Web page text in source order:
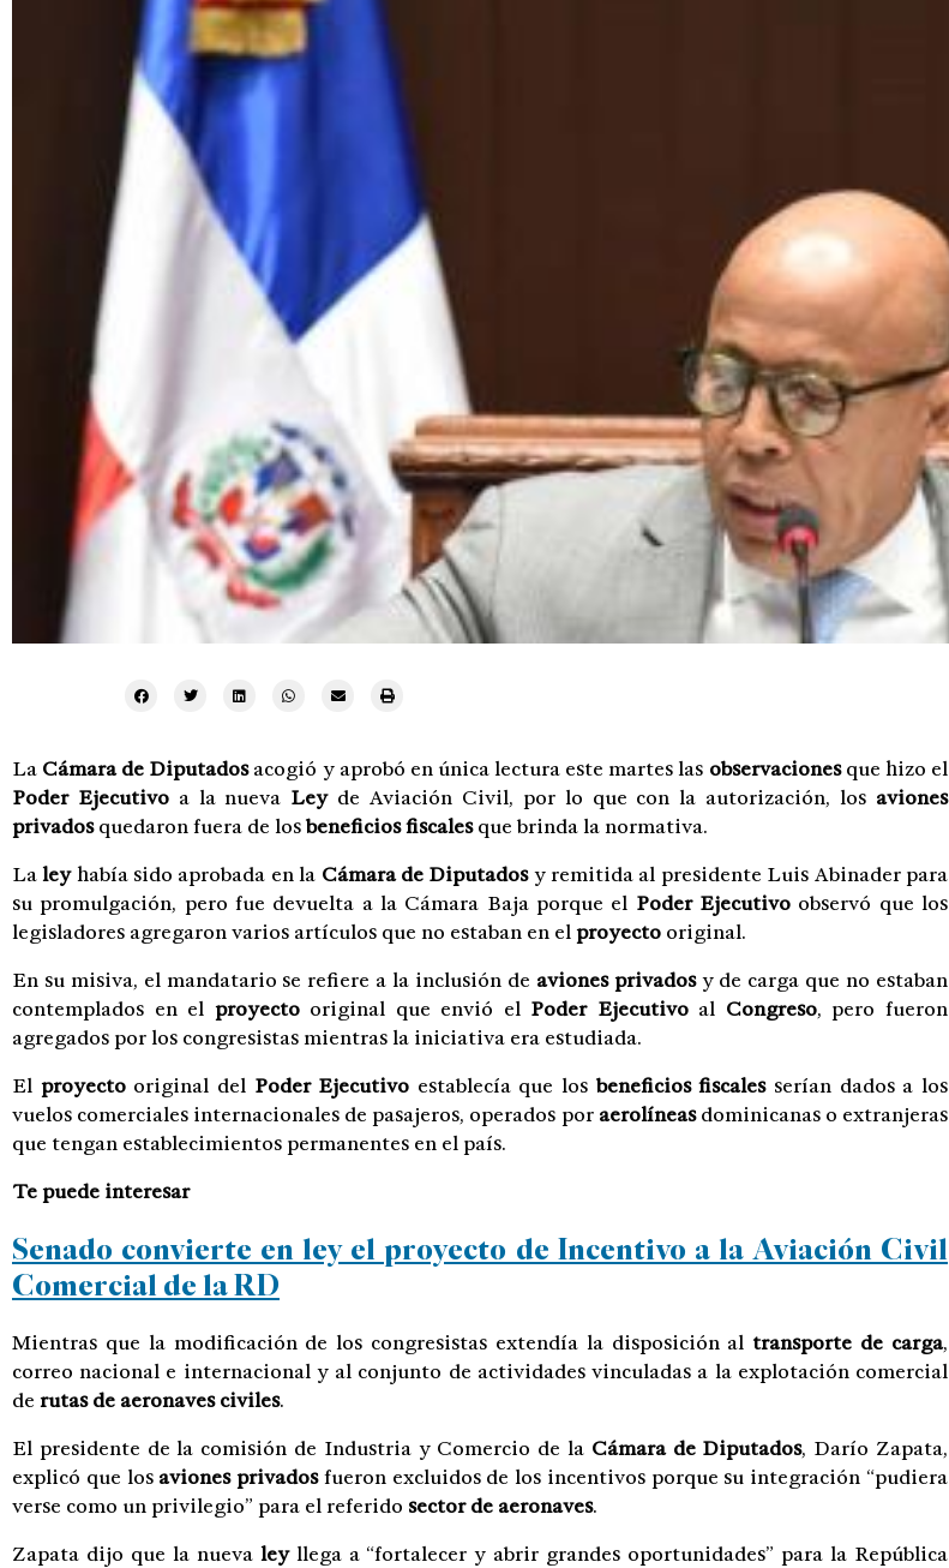
La Cámara de Diputadosacogió y aprobó en única lectura este martes las observacionesque hizo el
Poder Ejecutivoa la nueva Leyde Aviación Civil, por lo que con la autorización, los aviones
privadosquedaron fuera de losbeneficios fiscalesque brinda la normativa.
Laleyhabía sido aprobada en la Cámara de Diputadosy remitida al presidente Luis Abinader para
su promulgación, pero fue devuelta a la Cámara Baja porque el Poder Ejecutivo observó que los
legisladores agregaron varios artículos que no estaban en elproyecto original.
En su misiva, el mandatario se refiere a la inclusión de aviones privadosy de carga que no estaban
contemplados en el proyectooriginal que envió el Poder Ejecutivoal Congreso, pero fueron
agregados por los congresistas mientras la iniciativa era estudiada.
El proyectooriginal del Poder Ejecutivo establecía que los beneficios fiscalesserían dados a los
vuelos comerciales internacionales de pasajeros, operados por aerolíneasdominicanas o extranjeras
que tengan establecimientos permanentes en el país.
Te puede interesar
Senado convierte en ley el proyecto de Incentivo a la Aviación Civil
Comercial de la RD
Mientras que la modificación de los congresistas extendía la disposición al transporte de carga,
correo nacional e internacional y al conjunto de actividades vinculadas a la explotación comercial
de rutas de aeronaves civiles.
El presidente de la comisión de Industria y Comercio de la Cámara de Diputados, Darío Zapata,
explicó que los aviones privadosfueron excluidos de los incentivos porque su integración “pudiera
verse como un privilegio” para el referido sector de aeronaves.
Zapata dijo que la nueva leyllega a “fortalecer y abrir grandes oportunidades” para la República